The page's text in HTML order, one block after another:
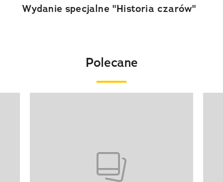
Wydanie specjalne "Historia czarów"
Polecane